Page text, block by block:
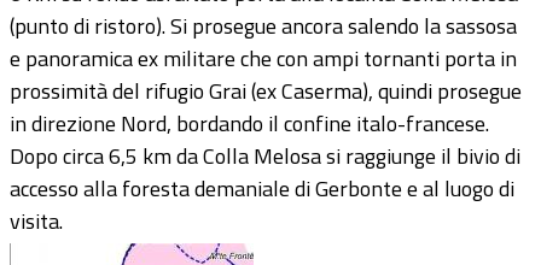
(punto di ristoro). Si prosegue ancora salendo la sassosa
e panoramica ex militare che con ampi tornanti porta in
prossimità del rifugio Grai (ex Caserma), quindi prosegue
in direzione Nord, bordando il confine italo-francese.
Dopo circa 6,5 km da Colla Melosa si raggiunge il bivio di
accesso alla foresta demaniale di Gerbonte e al luogo di
visita.